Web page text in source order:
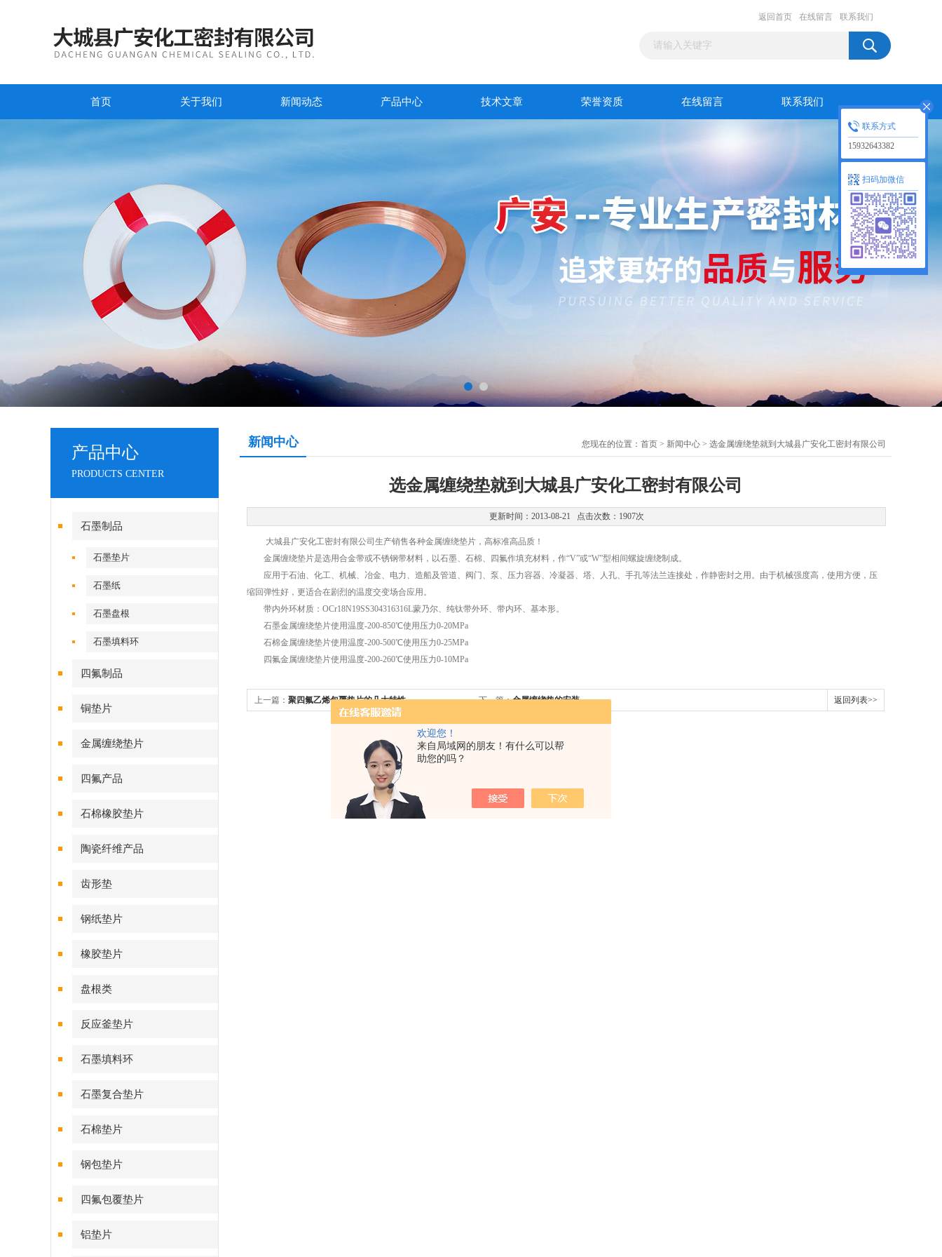
欢迎您！
来自局域网的朋友！有什么可以帮
助您的吗？
返回首页 在线留言 联系我们
首页 关于我们 新闻动态 产品中心 技术文章 荣誉资质 在线留言 联系我们
产品中心
PRODUCTS CENTER
石墨制品
石墨垫片
石墨纸
石墨盘根
石墨填料环
四氟制品
铜垫片
金属缠绕垫片
四氟产品
石棉橡胶垫片
陶瓷纤维产品
齿形垫
钢纸垫片
橡胶垫片
盘根类
反应釜垫片
石墨填料环
石墨复合垫片
石棉垫片
钢包垫片
四氟包覆垫片
铝垫片
新闻中心 您现在的位置： 首页 > 新闻中心 > 选金属缠绕垫就到大城县广安化工密封有限公司
选金属缠绕垫就到大城县广安化工密封有限公司
更新时间：2013-08-21 点击次数：1907次
大城县广安化工密封有限公司生产销售各种金属缠绕垫片，高标准高品质！
金属缠绕垫片是选用合金带或不锈钢带材料，以石墨、石棉、四氟作填充材料，作“V”或“W”型相间螺旋缠绕制成。
应用于石油、化工、机械、冶金、电力、造船及管道、阀门、泵、压力容器、冷凝器、塔、人孔、手孔等法兰连接处，作静密封之用。由于机械强度高，使用方便，压
缩回弹性好，更适合在剧烈的温度交变场合应用。
带内外环材质：OCr18N19SS304316316L蒙乃尔、纯钛带外环、带内环、基本形。
石墨金属缠绕垫片使用温度-200-850℃使用压力0-20MPa
石棉金属缠绕垫片使用温度-200-500℃使用压力0-25MPa
四氟金属缠绕垫片使用温度-200-260℃使用压力0-10MPa
上一篇： 聚四氟乙烯包覆垫片的几大特性 下一篇：金属缠绕垫的安装 返回列表>>
联系方式
15932643382
扫码加微信